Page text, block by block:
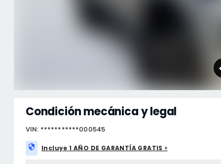
Condición mecánica y legal
VIN: ***********000545
Incluye 1 AÑO DE GARANTÍA GRATIS >